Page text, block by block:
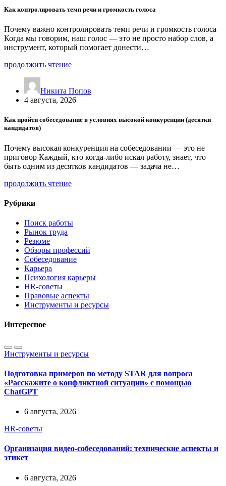
Как контролировать темп речи и громкость голоса
Почему важно контролировать темп речи и громкость голоса
Когда мы говорим, наш голос — это не просто набор слов, а
инструмент, который помогает донести…
продолжить чтение
Никита Попов
4 августа, 2026
Как пройти собеседование в условиях высокой конкуренции (десятки
кандидатов)
Почему высокая конкуренция на собеседовании — это не
приговор Каждый, кто когда-либо искал работу, знает, что
быть одним из десятков кандидатов — задача не…
продолжить чтение
Рубрики
Поиск работы
Рынок труда
Резюме
Обзоры профессий
Собеседование
Карьера
Психология карьеры
HR-советы
Правовые аспекты
Инструменты и ресурсы
Интересное
Инструменты и ресурсы
Подготовка примеров по методу STAR для вопроса
«Расскажите о конфликтной ситуации» с помощью
ChatGPT
6 августа, 2026
HR-советы
Организация видео-собеседований: технические аспекты и
этикет
6 августа, 2026